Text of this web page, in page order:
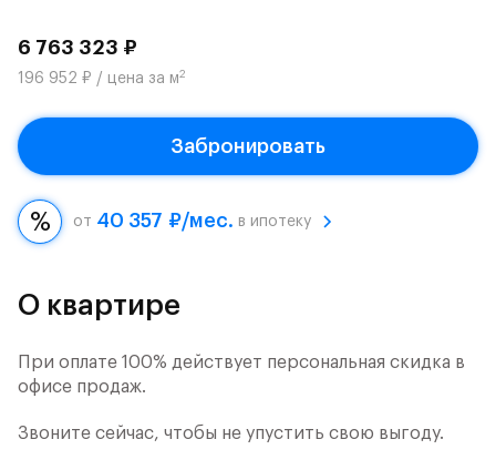
6 763 323 ₽
196 952 ₽ / цена за м2
Забронировать
от 40 357 ₽/мес. в ипотеку
О квартире
При оплате 100% действует персональная скидка в
офисе продаж.
Звоните сейчас, чтобы не упустить свою выгоду.